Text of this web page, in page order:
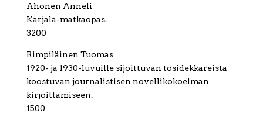
Ahonen Anneli
Karjala-matkaopas.
3200
Rimpiläinen Tuomas
1920- ja 1930-luvuille sijoittuvan tosidekkareista
koostuvan journalistisen novellikokoelman
kirjoittamiseen.
1500